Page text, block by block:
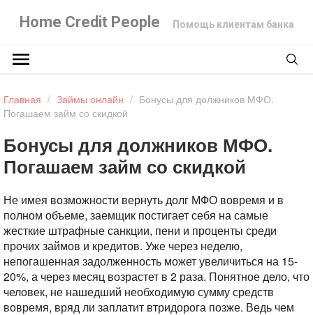
Home Credit People Помощь клиентам банка
Главная / Займы онлайн / Бонусы для должников МФО.
Погашаем займ со скидкой
Бонусы для должников МФО.
Погашаем займ со скидкой
Не имея возможности вернуть долг МФО вовремя и в
полном объеме, заемщик постигает себя на самые
жесткие штрафные санкции, пени и проценты среди
прочих займов и кредитов. Уже через неделю,
непогашенная задолженность может увеличиться на 15-
20%, а через месяц возрастет в 2 раза. Понятное дело, что
человек, не нашедший необходимую сумму средств
вовремя, вряд ли заплатит втридорога позже. Ведь чем